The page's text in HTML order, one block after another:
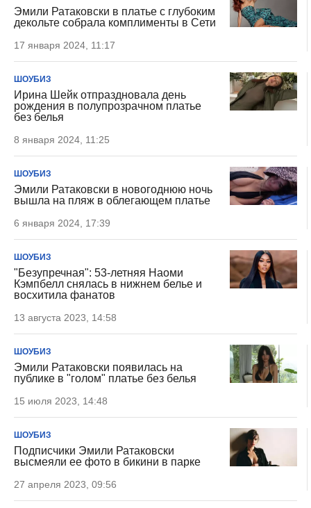
Эмили Ратаковски в платье с глубоким
декольте собрала комплименты в Сети
17 января 2024, 11:17
ШОУБИЗ
Ирина Шейк отпраздновала день
рождения в полупрозрачном платье
без белья
8 января 2024, 11:25
ШОУБИЗ
Эмили Ратаковски в новогоднюю ночь
вышла на пляж в облегающем платье
6 января 2024, 17:39
ШОУБИЗ
"Безупречная": 53-летняя Наоми
Кэмпбелл снялась в нижнем белье и
восхитила фанатов
13 августа 2023, 14:58
ШОУБИЗ
Эмили Ратаковски появилась на
публике в "голом" платье без белья
15 июля 2023, 14:48
ШОУБИЗ
Подписчики Эмили Ратаковски
высмеяли ее фото в бикини в парке
27 апреля 2023, 09:56